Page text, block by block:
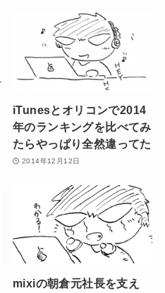
iTunesとオリコンで2014
年のランキングを比べてみ
たらやっぱり全然違ってた
2014年12月12日
mixiの朝倉元社長を支え